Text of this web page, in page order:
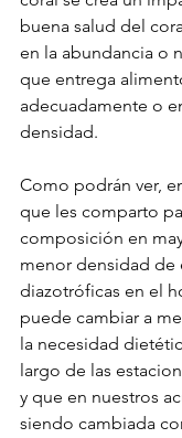
buena salud del
en la abundancia o
que entrega
adecuadamente o
densidad.
Como podrán ver,
que les comparto
composición en
menor densidad de
diazotróficas en el
puede cambiar a
la necesidad
largo de las
y que en nuestros
siendo cambiada